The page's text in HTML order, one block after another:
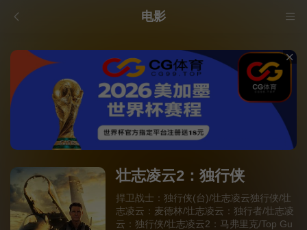
电影
壮志凌云2：独行侠
捍卫战士：独行侠(台)/壮志凌云独行侠/壮
志凌云：麦德林/壮志凌云：独行者/壮志凌
云：独行侠/壮志凌云2：马弗里克/Top Gu